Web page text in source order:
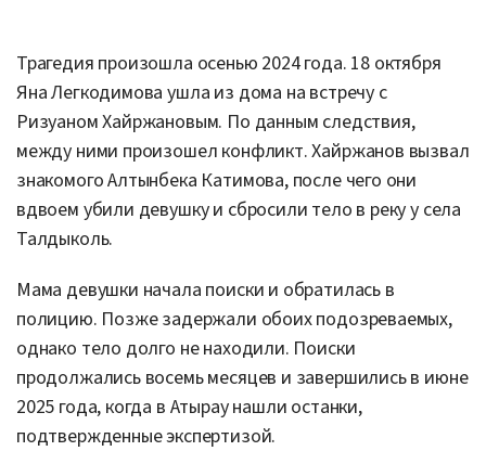
Трагедия произошла осенью 2024 года. 18 октября
Яна Легкодимова ушла из дома на встречу с
Ризуаном Хайржановым. По данным следствия,
между ними произошел конфликт. Хайржанов вызвал
знакомого Алтынбека Катимова, после чего они
вдвоем убили девушку и сбросили тело в реку у села
Талдыколь.
Мама девушки начала поиски и обратилась в
полицию. Позже задержали обоих подозреваемых,
однако тело долго не находили. Поиски
продолжались восемь месяцев и завершились в июне
2025 года, когда в Атырау нашли останки,
подтвержденные экспертизой.